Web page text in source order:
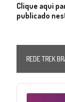
Clique aqui
publicado
REDE TREK
Audio
Player